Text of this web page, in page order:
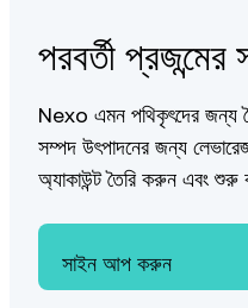
পরবর্তী
Nexo এমন পথিকৃৎদের জন্য
সম্পদ উৎপাদনের জন্য
অ্যাকাউন্ট তৈরি করুন এবং
সাইন আপ করুন